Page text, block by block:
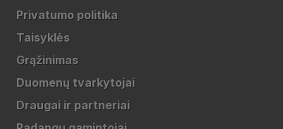
Privatumo politika
Taisyklės
Grąžinimas
Duomenų tvarkytojai
Draugai ir partneriai